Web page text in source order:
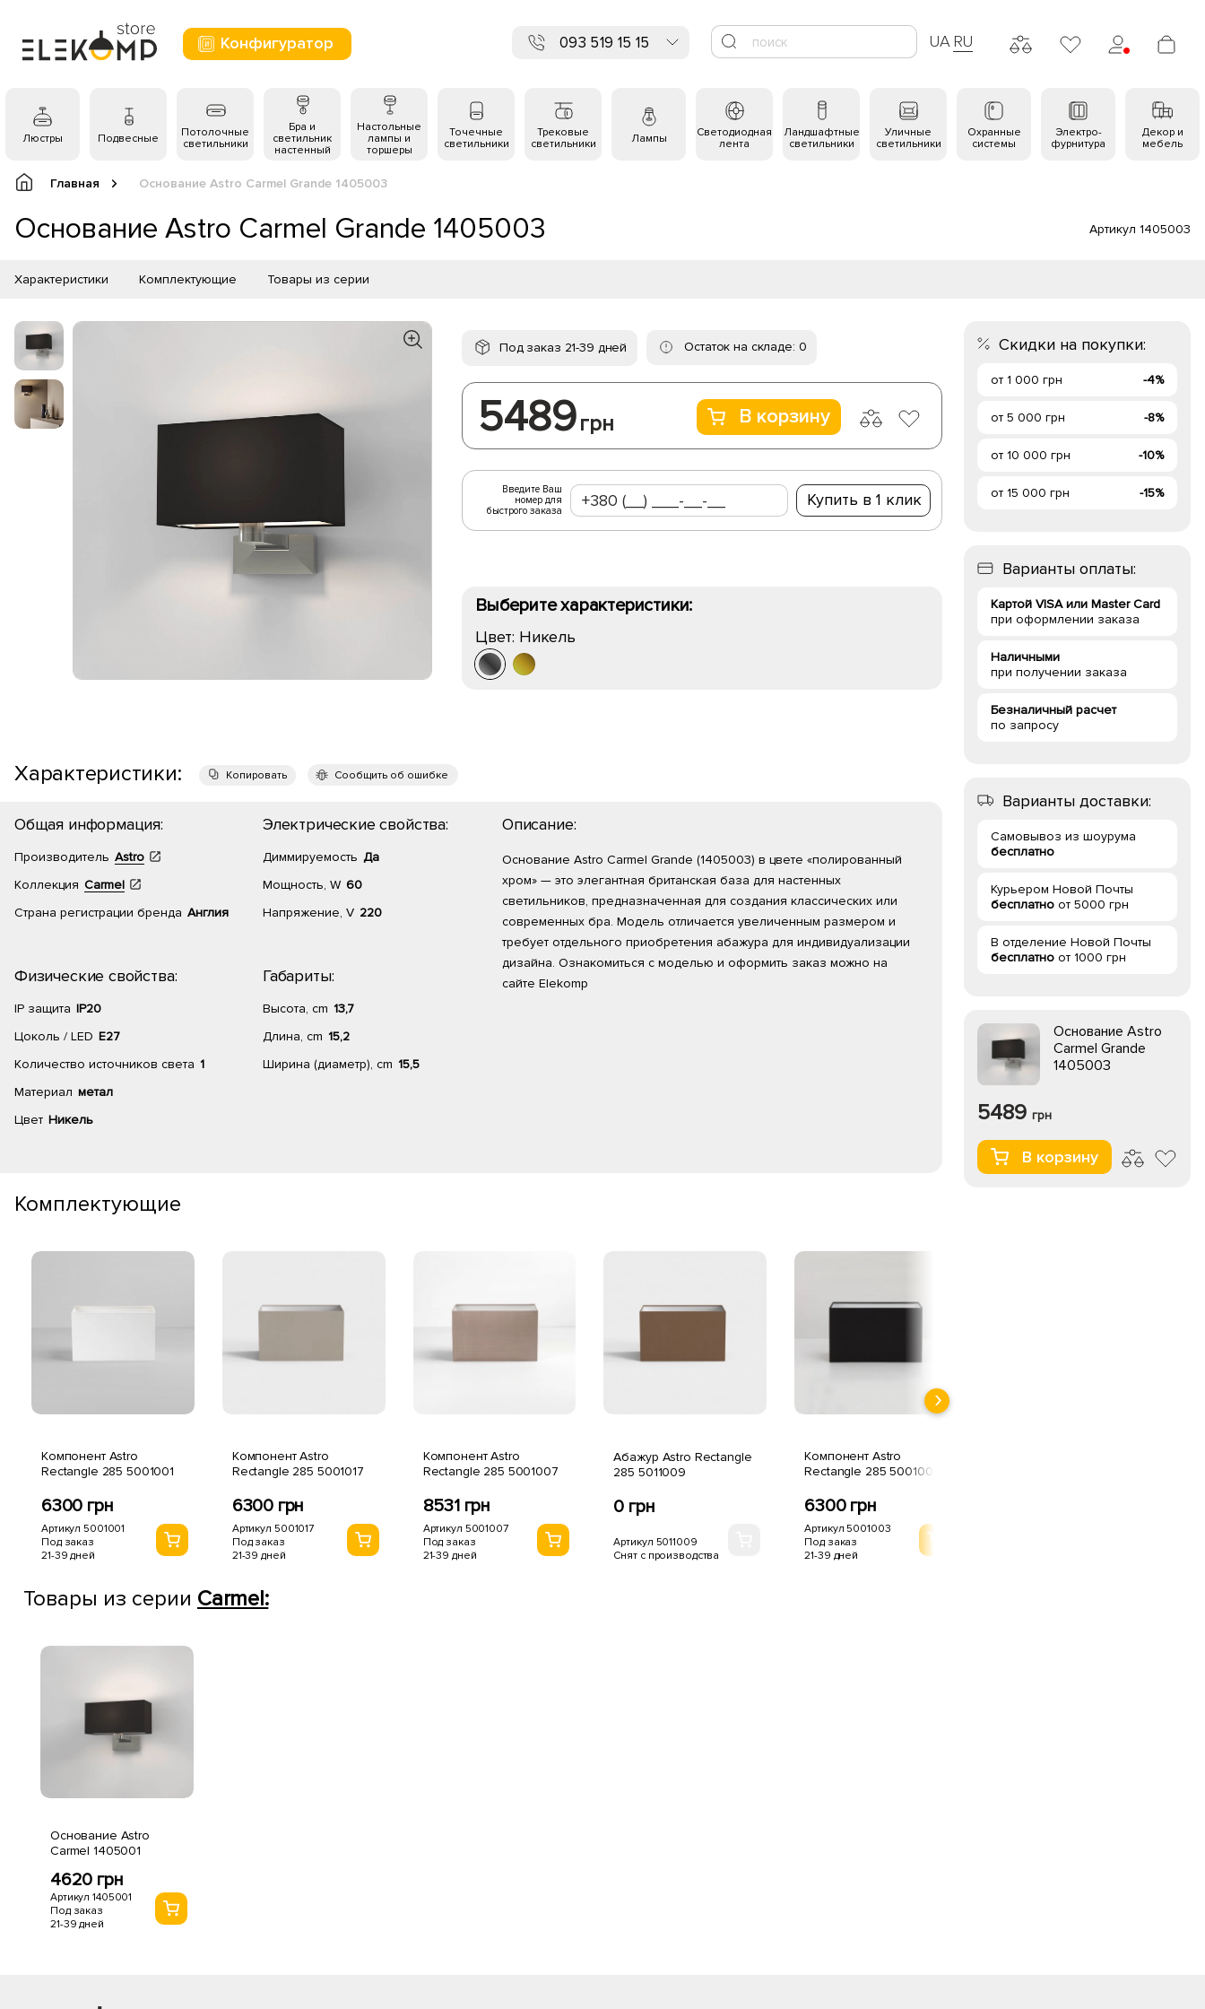
Конфигуратор 093 519 15 15 UA RU
Люстры Подвесные
Потолочные
светильники
Бра и
светильник
настенный
Настольные
лампы и
торшеры
Точечные
светильники
Трековые
светильники
Лампы
Светодиодная
лента
Ландшафтные
светильники
Уличные
светильники
Охранные
системы
Электро-
фурнитура
Декор и
мебель
Главная Основание Astro Carmel Grande 1405003
Основание Astro Carmel Grande 1405003 Артикул 1405003
Характеристики Комплектующие Товары из серии
Под заказ 21-39 дней Остаток на складе: 0
5489 грн В корзину
Введите Ваш
номер для
быстрого заказа
Купить в 1 клик
Выберите характеристики:
Цвет: Никель
Характеристики: Копировать Сообщить об ошибке
Общая информация:
Производитель Astro
Коллекция Carmel
Страна регистрации бренда Англия
Физические свойства:
IP защита IP20
Цоколь / LED E27
Количество источников света 1
Материал метал
Цвет Никель
Электрические свойства:
Диммируемость Да
Мощность, W 60
Напряжение, V 220
Габариты:
Высота, cm 13,7
Длина, cm 15,2
Ширина (диаметр), cm 15,5
Описание:
Основание Astro Carmel Grande (1405003) в цвете «полированный
хром» — это элегантная британская база для настенных
светильников, предназначенная для создания классических или
современных бра. Модель отличается увеличенным размером и
требует отдельного приобретения абажура для индивидуализации
дизайна. Ознакомиться с моделью и оформить заказ можно на
сайте Elekomp
Комплектующие
Компонент Astro
Rectangle 285 5001001
6300 грн
Артикул 5001001
Под заказ
21-39 дней
Компонент Astro
Rectangle 285 5001017
6300 грн
Артикул 5001017
Под заказ
21-39 дней
Компонент Astro
Rectangle 285 5001007
8531 грн
Артикул 5001007
Под заказ
21-39 дней
Абажур Astro Rectangle
285 5011009
0 грн
Артикул 5011009
Снят с производства
Компонент Astro
Rectangle 285 5001003
6300 грн
Артикул 5001003
Под заказ
21-39 дней
Товары из серии Carmel:
Основание Astro
Carmel 1405001
4620 грн
Артикул 1405001
Под заказ
21-39 дней
Скидки на покупки:
от 1 000 грн -4%
от 5 000 грн -8%
от 10 000 грн -10%
от 15 000 грн -15%
Варианты оплаты:
Картой VISA или Master Card
при оформлении заказа
Наличными
при получении заказа
Безналичный расчет
по запросу
Варианты доставки:
Самовывоз из шоурума
бесплатно
Курьером Новой Почты
бесплатно от 5000 грн
В отделение Новой Почты
бесплатно от 1000 грн
Основание Astro
Carmel Grande
1405003
5489 грн
В корзину